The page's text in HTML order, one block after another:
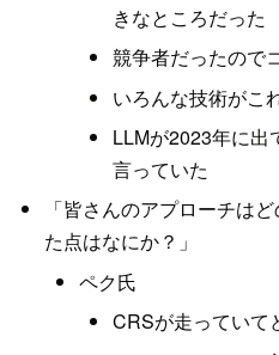
きなところだった
競争者だったので
いろんな技術がこ
LLMが2023年に出
言っていた
「皆さんのアプローチは
た点はなにか？」
ペク氏
CRSが走っていて